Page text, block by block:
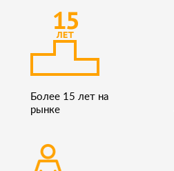
Более 15 лет на
рынке